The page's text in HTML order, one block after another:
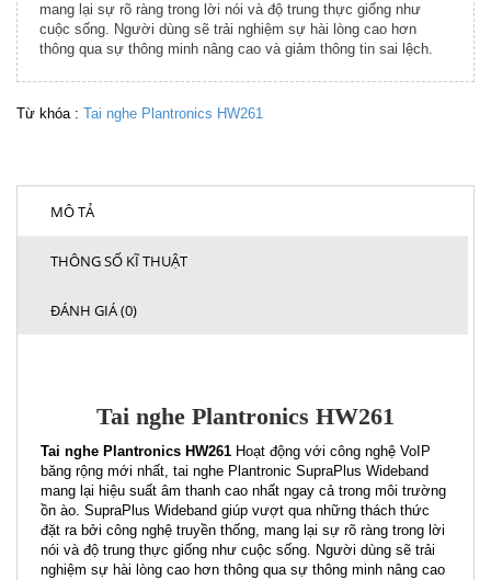
mang lại sự rõ ràng trong lời nói và độ trung thực giống như
cuộc sống. Người dùng sẽ trải nghiệm sự hài lòng cao hơn
thông qua sự thông minh nâng cao và giảm thông tin sai lệch.
Từ khóa : Tai nghe Plantronics HW261
MÔ TẢ
THÔNG SỐ KĨ THUẬT
ĐÁNH GIÁ (0)
Tai nghe Plantronics HW261
Tai nghe Plantronics HW261 Hoạt động với công nghệ VoIP
băng rộng mới nhất, tai nghe Plantronic SupraPlus Wideband
mang lại hiệu suất âm thanh cao nhất ngay cả trong môi trường
ồn ào. SupraPlus Wideband giúp vượt qua những thách thức
đặt ra bởi công nghệ truyền thống, mang lại sự rõ ràng trong lời
nói và độ trung thực giống như cuộc sống. Người dùng sẽ trải
nghiệm sự hài lòng cao hơn thông qua sự thông minh nâng cao